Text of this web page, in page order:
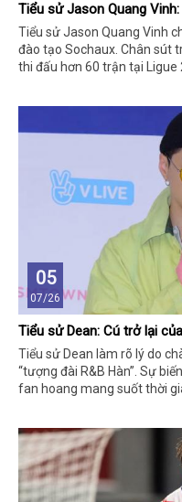
Tiểu sử Jason Quang
Tiểu sử Jason Quang Vinh
đào tạo Sochaux. Chân sút
thi đấu hơn 60 trận tại Ligue
05
07/26
Tiểu sử Dean: Cú trở lại
Tiểu sử Dean làm rõ lý do
“tượng đài R&B Hàn”. Sự
fan hoang mang suốt thời